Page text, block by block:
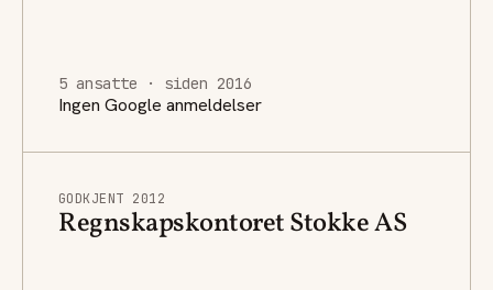
5 ansatte · siden 2016
Ingen Google anmeldelser
GODKJENT 2012
Regnskapskontoret Stokke AS